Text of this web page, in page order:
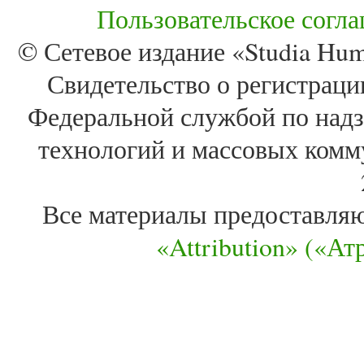
Пользовательское
© Сетевое издание «Studia
Свидетельство о
Федеральной службой по
технологий и массовых
Все материалы
«Attribution»